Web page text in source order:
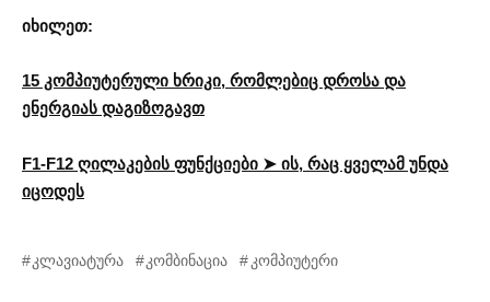
იხილეთ:
15 კომპიუტერული ხრიკი, რომლებიც დროსა და
ენერგიას დაგიზოგავთ
F1-F12 ღილაკების ფუნქციები ➤ ის, რაც ყველამ უნდა
იცოდეს
კლავიატურა კომბინაცია კომპიუტერი